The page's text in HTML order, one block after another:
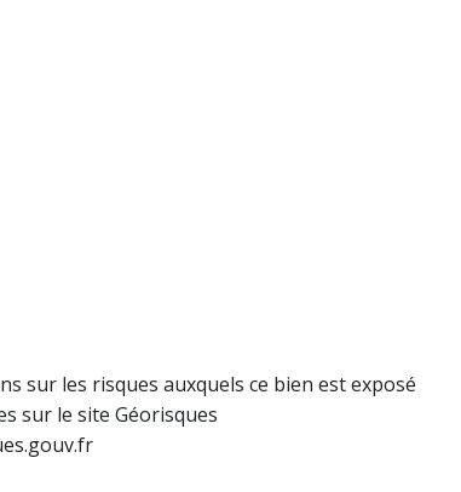
sur les risques auxquels ce bien est exposé
sur le site Géorisques